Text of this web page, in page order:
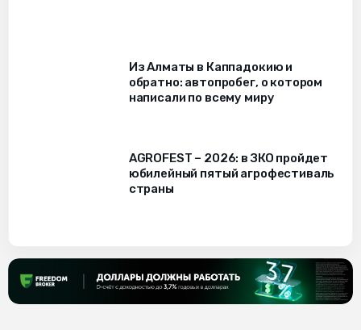
Из Алматы в Каппадокию и
обратно: автопробег, о котором
написали по всему миру
AGROFEST – 2026: в ЗКО пройдет
юбилейный пятый агрофестиваль
страны